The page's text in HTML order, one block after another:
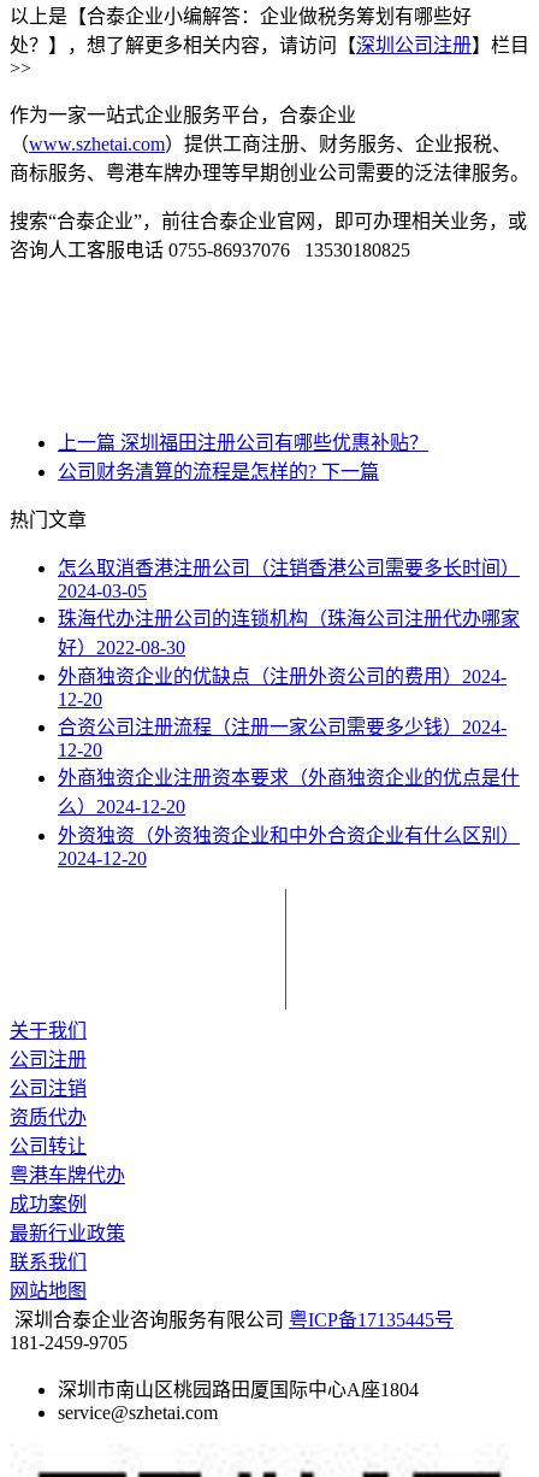
以上是【合泰企业小编解答：企业做税务筹划有哪些好
处？】，想了解更多相关内容，请访问【深圳公司注册】栏目
>>
作为一家一站式企业服务平台，合泰企业
（www.szhetai.com）提供工商注册、财务服务、企业报税、
商标服务、粤港车牌办理等早期创业公司需要的泛法律服务。
搜索“合泰企业”，前往合泰企业官网，即可办理相关业务，或
咨询人工客服电话 0755-86937076 13530180825
上一篇 深圳福田注册公司有哪些优惠补贴？
公司财务清算的流程是怎样的? 下一篇
热门文章
怎么取消香港注册公司（注销香港公司需要多长时间）
2024-03-05
珠海代办注册公司的连锁机构（珠海公司注册代办哪家
好） 2022-08-30
外商独资企业的优缺点（注册外资公司的费用） 2024-
12-20
合资公司注册流程（注册一家公司需要多少钱） 2024-
12-20
外商独资企业注册资本要求（外商独资企业的优点是什
么） 2024-12-20
外资独资（外资独资企业和中外合资企业有什么区别）
2024-12-20
关于我们
公司注册
公司注销
资质代办
公司转让
粤港车牌代办
成功案例
最新行业政策
联系我们
网站地图
深圳合泰企业咨询服务有限公司 粤ICP备17135445号
181-2459-9705
深圳市南山区桃园路田厦国际中心A座1804
service@szhetai.com